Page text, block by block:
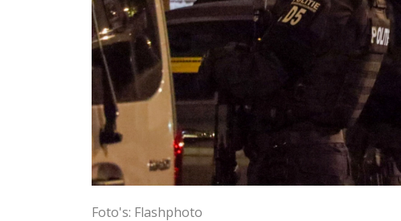
Foto's: Flashphoto